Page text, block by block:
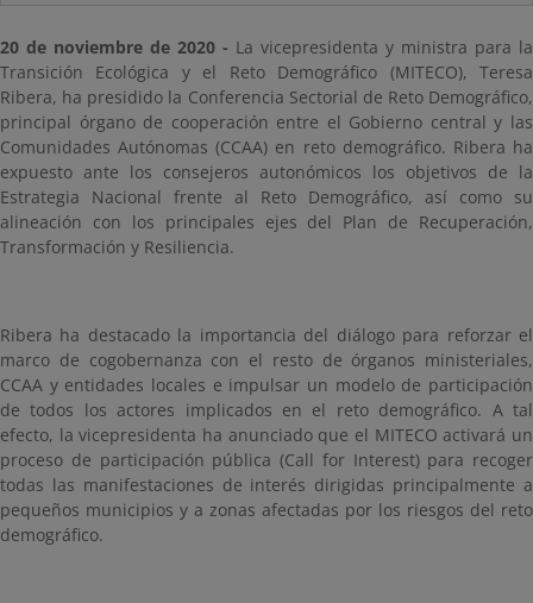
20 de noviembre de 2020 - La vicepresidenta y ministra para la
Transición Ecológica y el Reto Demográfico (MITECO), Teresa
Ribera, ha presidido la Conferencia Sectorial de Reto Demográfico,
principal órgano de cooperación entre el Gobierno central y las
Comunidades Autónomas (CCAA) en reto demográfico. Ribera ha
expuesto ante los consejeros autonómicos los objetivos de la
Estrategia Nacional frente al Reto Demográfico, así como su
alineación con los principales ejes del Plan de Recuperación,
Transformación y Resiliencia.
Ribera ha destacado la importancia del diálogo para reforzar el
marco de cogobernanza con el resto de órganos ministeriales,
CCAA y entidades locales e impulsar un modelo de participación
de todos los actores implicados en el reto demográfico. A tal
efecto, la vicepresidenta ha anunciado que el MITECO activará un
proceso de participación pública (Call for Interest) para recoger
todas las manifestaciones de interés dirigidas principalmente a
pequeños municipios y a zonas afectadas por los riesgos del reto
demográfico.